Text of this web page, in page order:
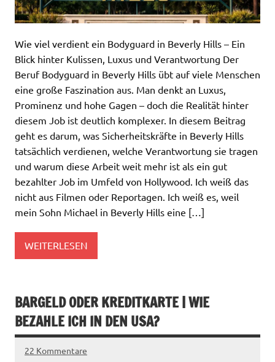
Wie viel verdient ein Bodyguard in Beverly Hills – Ein
Blick hinter Kulissen, Luxus und Verantwortung Der
Beruf Bodyguard in Beverly Hills übt auf viele Menschen
eine große Faszination aus. Man denkt an Luxus,
Prominenz und hohe Gagen – doch die Realität hinter
diesem Job ist deutlich komplexer. In diesem Beitrag
geht es darum, was Sicherheitskräfte in Beverly Hills
tatsächlich verdienen, welche Verantwortung sie tragen
und warum diese Arbeit weit mehr ist als ein gut
bezahlter Job im Umfeld von Hollywood. Ich weiß das
nicht aus Filmen oder Reportagen. Ich weiß es, weil
mein Sohn Michael in Beverly Hills eine […]
WEITERLESEN
BARGELD ODER KREDITKARTE | WIE
BEZAHLE ICH IN DEN USA?
22 Kommentare